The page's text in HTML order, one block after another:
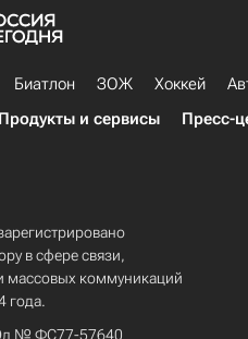
Биатлон ЗОЖ Хоккей
Продукты и сервисы Пресс-
в сфере связи,
массовых коммуникаций
года.
Эл № ФС77-57640